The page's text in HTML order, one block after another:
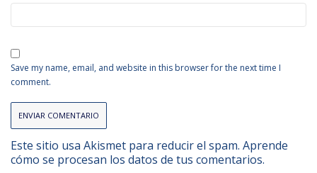
Save my name, email, and website in this browser for the next time I
comment.
Este sitio usa Akismet para reducir el spam. Aprende
cómo se procesan los datos de tus comentarios.